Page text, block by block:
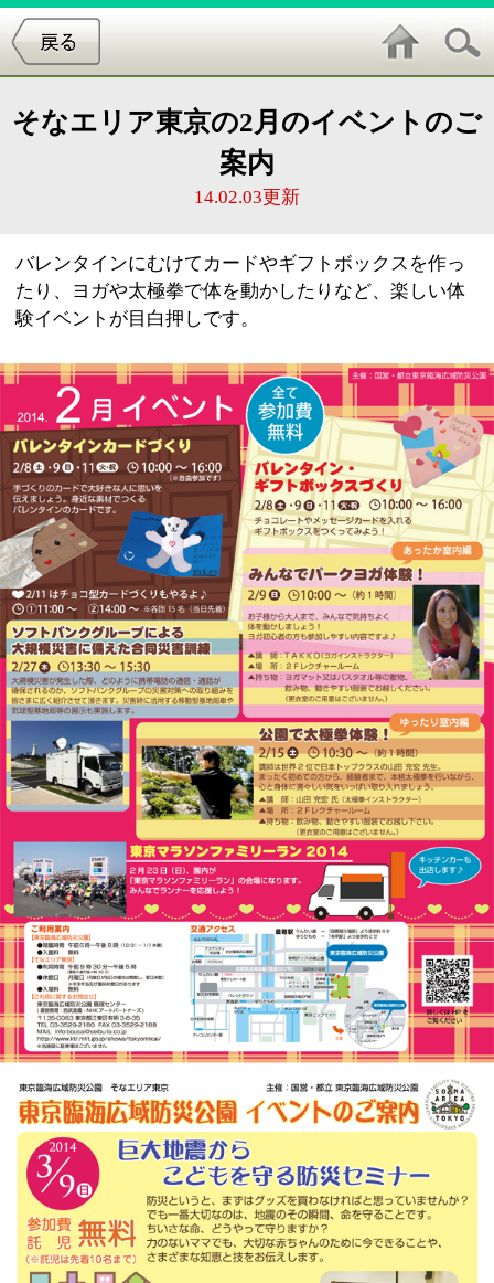
案内
バレンタインにむけてカードやギフトボックスを作っ
たり、ヨガや太極拳で体を動かしたりなど、楽しい体